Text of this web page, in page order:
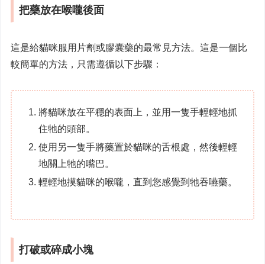
把藥放在喉嚨後面
這是給貓咪服用片劑或膠囊藥的最常見方法。這是一個比
較簡單的方法，只需遵循以下步驟：
將貓咪放在平穩的表面上，並用一隻手輕輕地抓
住牠的頭部。
使用另一隻手將藥置於貓咪的舌根處，然後輕輕
地關上牠的嘴巴。
輕輕地摸貓咪的喉嚨，直到您感覺到牠吞嚥藥。
打破或碎成小塊